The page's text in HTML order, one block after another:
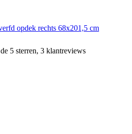
opdek rechts 68x201,5 cm
5 sterren, 3 klantreviews